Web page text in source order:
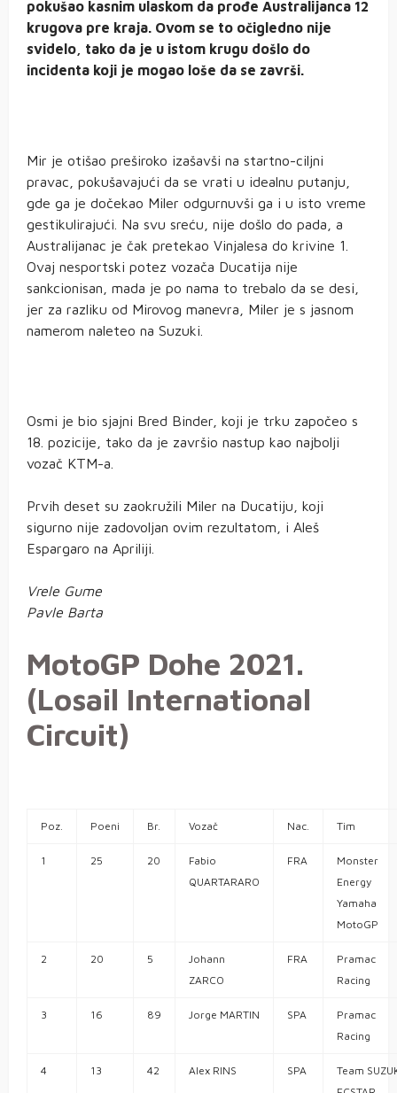
pokušao kasnim ulaskom da prođe Australijanca 12
krugova pre kraja. Ovom se to očigledno nije
svidelo, tako da je u istom krugu došlo do
incidenta koji je mogao loše da se završi.
Mir je otišao preširoko izašavši na startno-ciljni
pravac, pokušavajući da se vrati u idealnu putanju,
gde ga je dočekao Miler odgurnuvši ga i u isto vreme
gestikulirajući. Na svu sreću, nije došlo do pada, a
Australijanac je čak pretekao Vinjalesa do krivine 1.
Ovaj nesportski potez vozača Ducatija nije
sankcionisan, mada je po nama to trebalo da se desi,
jer za razliku od Mirovog manevra, Miler je s jasnom
namerom naleteo na Suzuki.
Osmi je bio sjajni Bred Binder, koji je trku započeo s
18. pozicije, tako da je završio nastup kao najbolji
vozač KTM-a.
Prvih deset su zaokružili Miler na Ducatiju, koji
sigurno nije zadovoljan ovim rezultatom, i Aleš
Espargaro na Apriliji.
Vrele Gume
Pavle Barta
MotoGP Dohe 2021.
(Losail International
Circuit)
Poz. Poeni Br. Vozač Nac. Tim
1 25 20
Fabio
QUARTARARO
FRA
Monster
Energy
Yamaha
MotoGP
2 20 5
Johann
ZARCO
FRA
Pramac
Racing
3 16 89 Jorge MARTIN SPA
Pramac
Racing
4 13 42 Alex RINS SPA
Team